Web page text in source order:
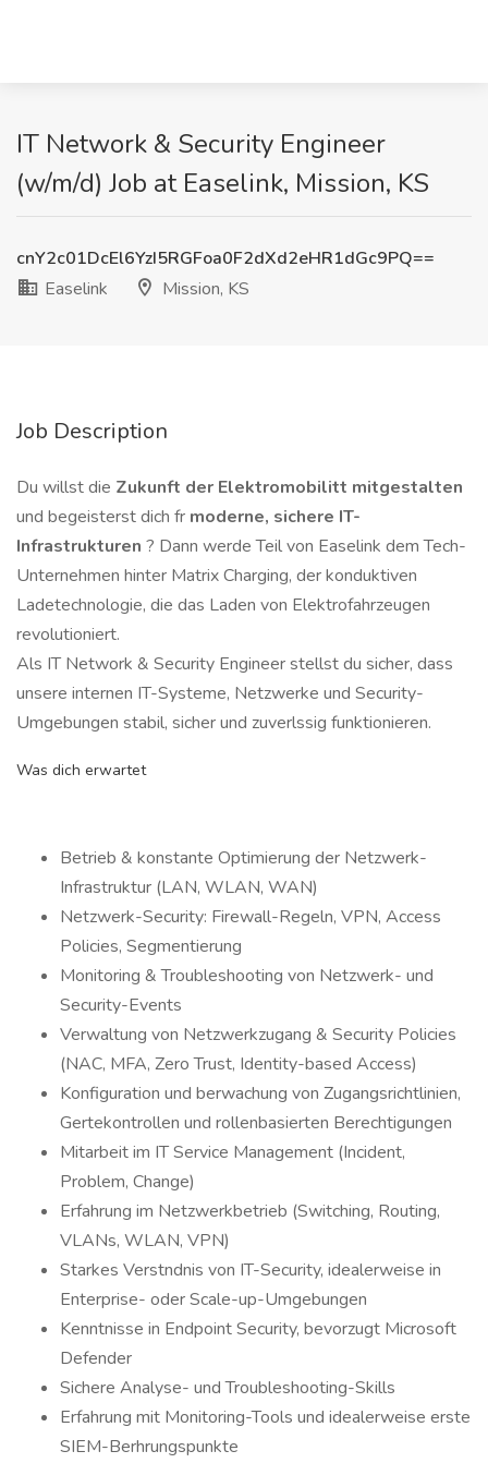
IT Network & Security Engineer
(w/m/d) Job at Easelink, Mission, KS
cnY2c01DcEl6YzI5RGFoa0F2dXd2eHR1dGc9PQ==
Easelink
Mission, KS
Job Description
Du willst die Zukunft der Elektromobilitt mitgestalten
und begeisterst dich fr moderne, sichere IT-
Infrastrukturen ? Dann werde Teil von Easelink dem Tech-
Unternehmen hinter Matrix Charging, der konduktiven
Ladetechnologie, die das Laden von Elektrofahrzeugen
revolutioniert.
Als IT Network & Security Engineer stellst du sicher, dass
unsere internen IT-Systeme, Netzwerke und Security-
Umgebungen stabil, sicher und zuverlssig funktionieren.
Was dich erwartet
Betrieb & konstante Optimierung der Netzwerk-
Infrastruktur (LAN, WLAN, WAN)
Netzwerk-Security: Firewall-Regeln, VPN, Access
Policies, Segmentierung
Monitoring & Troubleshooting von Netzwerk- und
Security-Events
Verwaltung von Netzwerkzugang & Security Policies
(NAC, MFA, Zero Trust, Identity-based Access)
Konfiguration und berwachung von Zugangsrichtlinien,
Gertekontrollen und rollenbasierten Berechtigungen
Mitarbeit im IT Service Management (Incident,
Problem, Change)
Erfahrung im Netzwerkbetrieb (Switching, Routing,
VLANs, WLAN, VPN)
Starkes Verstndnis von IT-Security, idealerweise in
Enterprise- oder Scale-up-Umgebungen
Kenntnisse in Endpoint Security, bevorzugt Microsoft
Defender
Sichere Analyse- und Troubleshooting-Skills
Erfahrung mit Monitoring-Tools und idealerweise erste
SIEM-Berhrungspunkte